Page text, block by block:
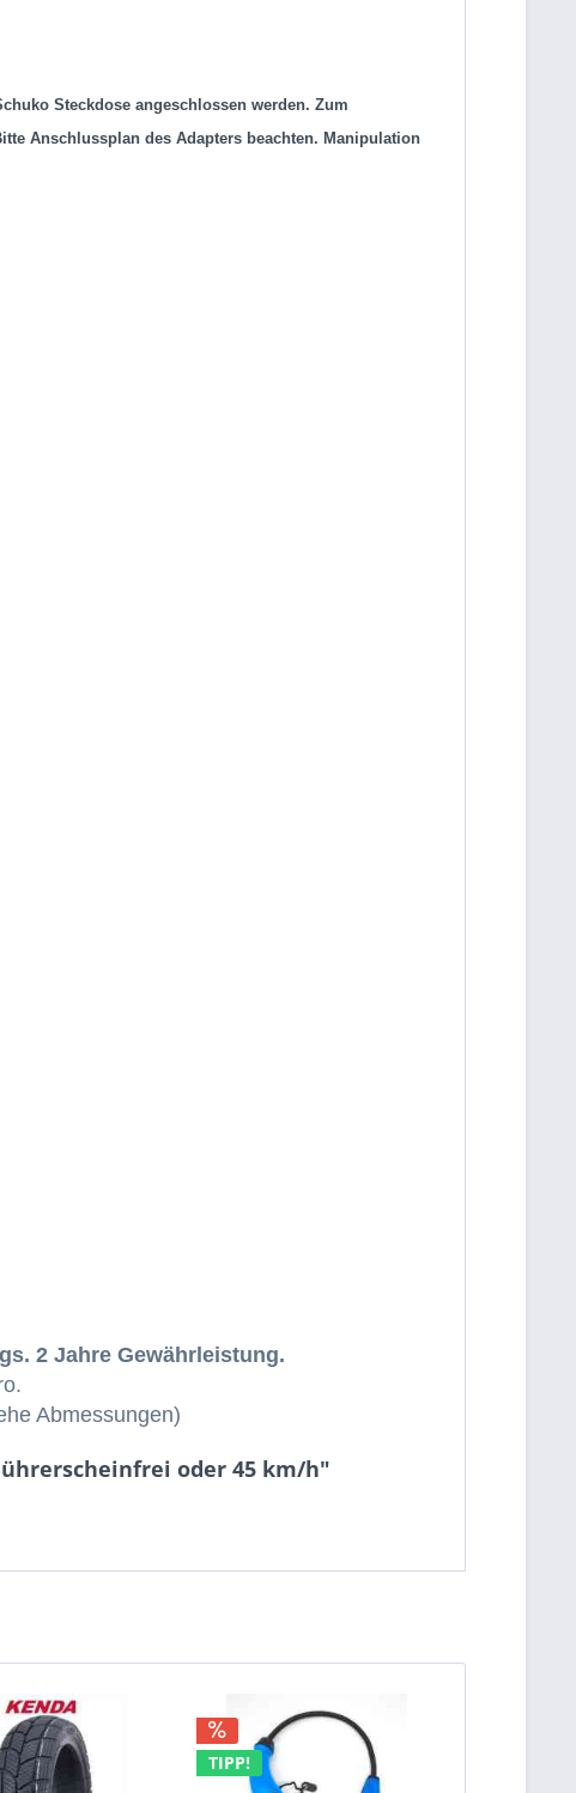
Steckdose angeschlossen werden. Zum
Anschlussplan des Adapters beachten. Manipulation
2 Jahre Gewährleistung.
Abmessungen)
oder 45 km/h"
TIPP!